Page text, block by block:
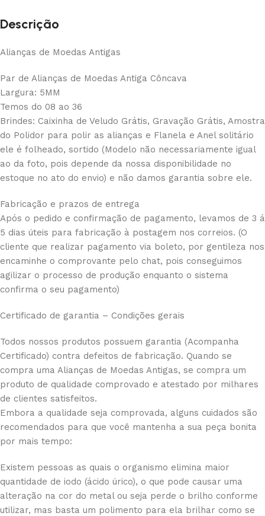
Descrição
Alianças de Moedas Antigas
Par de Alianças de Moedas Antiga Côncava
Largura: 5MM
Temos do 08 ao 36
Brindes: Caixinha de Veludo Grátis, Gravação Grátis, Amostra
do Polidor para polir as alianças e Flanela e Anel solitário
ele é folheado, sortido (Modelo não necessariamente igual
ao da foto, pois depende da nossa disponibilidade no
estoque no ato do envio) e não damos garantia sobre ele.
Fabricação e prazos de entrega
Após o pedido e confirmação de pagamento, levamos de 3 á
5 dias úteis para fabricação à postagem nos correios. (O
cliente que realizar pagamento via boleto, por gentileza nos
encaminhe o comprovante pelo chat, pois conseguimos
agilizar o processo de produção enquanto o sistema
confirma o seu pagamento)
Certificado de garantia – Condições gerais
Todos nossos produtos possuem garantia (Acompanha
Certificado) contra defeitos de fabricação. Quando se
compra uma Alianças de Moedas Antigas, se compra um
produto de qualidade comprovado e atestado por milhares
de clientes satisfeitos.
Embora a qualidade seja comprovada, alguns cuidados são
recomendados para que você mantenha a sua peça bonita
por mais tempo:
Existem pessoas as quais o organismo elimina maior
quantidade de iodo (ácido úrico), o que pode causar uma
alteração na cor do metal ou seja perde o brilho conforme
utilizar, mas basta um polimento para ela brilhar como se